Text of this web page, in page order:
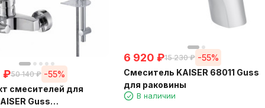
₽50 140 ₽ -55%
смесителей для
Guss
6 920 ₽15 230 ₽ -55%
Смеситель KAISER 68011 Guss
для раковины
В наличии